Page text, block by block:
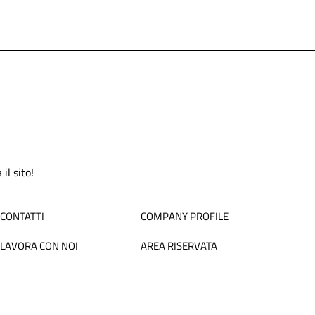
il sito!
CONTATTI COMPANY PROFILE
LAVORA CON NOI AREA RISERVATA